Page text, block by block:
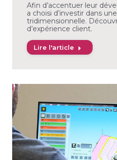
Afin d’accentuer leur
a choisi d’investir dans
tridimensionnelle.
d’expérience client.
Lire l'article